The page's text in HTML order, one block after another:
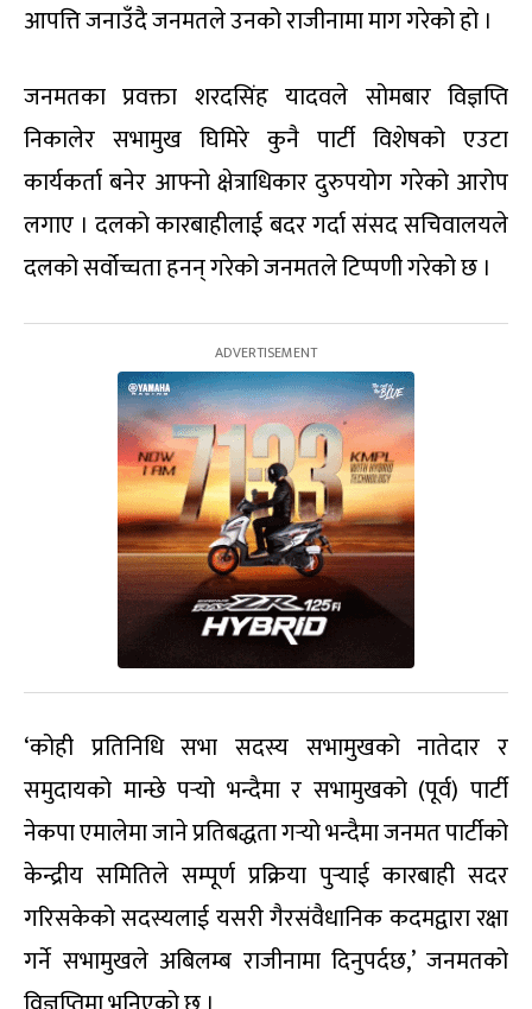
आपत्ति जनाउँदै जनमतले उनको राजीनामा माग गरेको हो ।
जनमतका प्रवक्ता शरदसिंह यादवले सोमबार विज्ञप्ति
निकालेर सभामुख घिमिरे कुनै पार्टी विशेषको एउटा
कार्यकर्ता बनेर आफ्नो क्षेत्राधिकार दुरुपयोग गरेको आरोप
लगाए । दलको कारबाहीलाई बदर गर्दा संसद सचिवालयले
दलको सर्वोच्चता हनन् गरेको जनमतले टिप्पणी गरेको छ ।
‘कोही प्रतिनिधि सभा सदस्य सभामुखको नातेदार र
समुदायको मान्छे पर्‍यो भन्दैमा र सभामुखको (पूर्व) पार्टी
नेकपा एमालेमा जाने प्रतिबद्धता गर्‍यो भन्दैमा जनमत पार्टीको
केन्द्रीय समितिले सम्पूर्ण प्रक्रिया पुर्‍याई कारबाही सदर
गरिसकेको सदस्यलाई यसरी गैरसंवैधानिक कदमद्वारा रक्षा
गर्ने सभामुखले अबिलम्ब राजीनामा दिनुपर्दछ,’ जनमतको